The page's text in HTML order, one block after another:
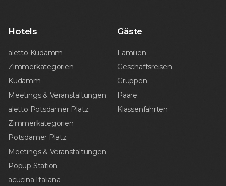
Hotels
aletto Kudamm
Zimmerkategorien
Kudamm
Meetings & Veranstaltungen
aletto Potsdamer Platz
Zimmerkategorien
Potsdamer Platz
Meetings & Veranstaltungen
Popup Station
acucina Italiana
Gäste
Familien
Geschäftsreisen
Gruppen
Paare
Klassenfahrten